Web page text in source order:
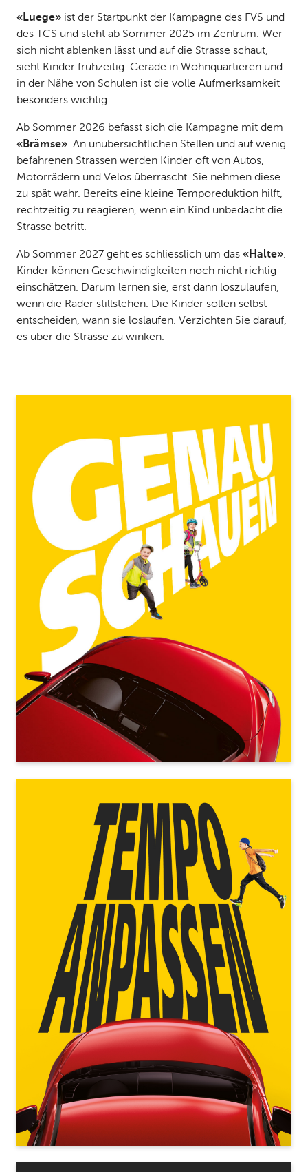
«Luege» ist der Startpunkt der Kampagne des FVS und
des TCS und steht ab Sommer 2025 im Zentrum. Wer
sich nicht ablenken lässt und auf die Strasse schaut,
sieht Kinder frühzeitig. Gerade in Wohnquartieren und
in der Nähe von Schulen ist die volle Aufmerksamkeit
besonders wichtig.
Ab Sommer 2026 befasst sich die Kampagne mit dem
«Brämse». An unübersichtlichen Stellen und auf wenig
befahrenen Strassen werden Kinder oft von Autos,
Motorrädern und Velos überrascht. Sie nehmen diese
zu spät wahr. Bereits eine kleine Temporeduktion hilft,
rechtzeitig zu reagieren, wenn ein Kind unbedacht die
Strasse betritt.
Ab Sommer 2027 geht es schliesslich um das «Halte».
Kinder können Geschwindigkeiten noch nicht richtig
einschätzen. Darum lernen sie, erst dann loszulaufen,
wenn die Räder stillstehen. Die Kinder sollen selbst
entscheiden, wann sie loslaufen. Verzichten Sie darauf,
es über die Strasse zu winken.